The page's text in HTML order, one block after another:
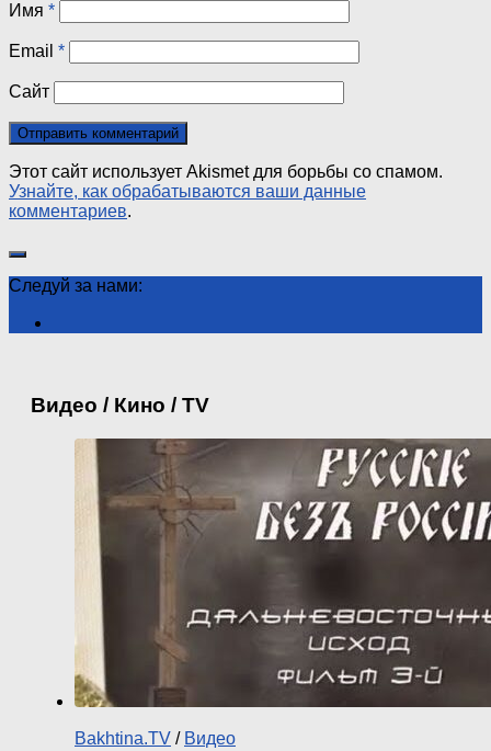
Имя *
Email *
Сайт
Этот сайт использует Akismet для борьбы со спамом.
Узнайте, как обрабатываются ваши данные
комментариев.
Следуй за нами:
Видео / Кино / TV
Bakhtina.TV / Видео